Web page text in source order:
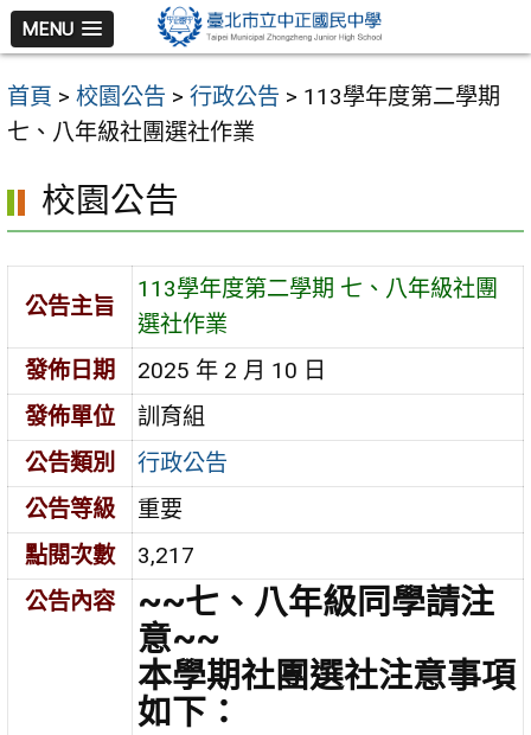
跳
至
主
要
容
區
MENU
首頁 > 校園公告 > 行政公告 > 113學年度第二學期
七、八年級社團選社作業
校園公告
公告主旨
113學年度第二學期 七、八年級社團
選社作業
發佈日期
2025 年 2 月 10 日
發佈單位
訓育組
公告類別
行政公告
公告等級
重要
點閱次數
3,217
公告內容
~~七、八年級同學請注
意~~
本學期社團選社注意事項
如下：